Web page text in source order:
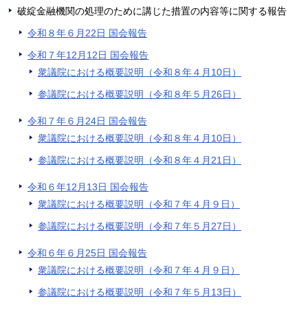
破綻金融機関の処理のために講じた措置の内容等に関する報告
令和８年６月22日 国会報告
令和７年12月12日 国会報告
衆議院における概要説明（令和８年４月10日）
参議院における概要説明（令和８年５月26日）
令和７年６月24日 国会報告
衆議院における概要説明（令和８年４月10日）
参議院における概要説明（令和８年４月21日）
令和６年12月13日 国会報告
衆議院における概要説明（令和７年４月９日）
参議院における概要説明（令和７年５月27日）
令和６年６月25日 国会報告
衆議院における概要説明（令和７年４月９日）
参議院における概要説明（令和７年５月13日）